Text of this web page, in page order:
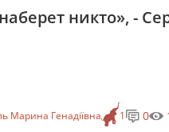
никто», -
Марина Генадіївна 1 0